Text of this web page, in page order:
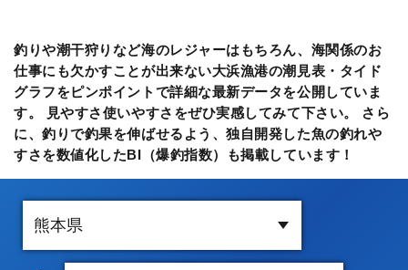
釣りや潮干狩りなど海のレジャーはもちろん、海関係のお
仕事にも欠かすことが出来ない大浜漁港の潮見表・タイド
グラフをピンポイントで詳細な最新データを公開していま
す。 見やすさ使いやすさをぜひ実感してみて下さい。 さら
に、釣りで釣果を伸ばせるよう、独自開発した魚の釣れや
すさを数値化したBI（爆釣指数）も掲載しています！